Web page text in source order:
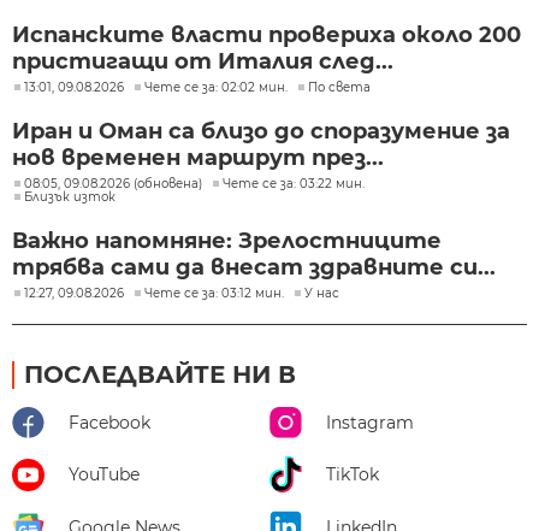
Испанските власти провериха около 200
пристигащи от Италия след...
13:01, 09.08.2026 Чете се за: 02:02 мин. По света
Иран и Оман са близо до споразумение за
нов временен маршрут през...
08:05, 09.08.2026 (обновена)
Чете се за: 03:22 мин.
Близък изток
Важно напомняне: Зрелостниците
трябва сами да внесат здравните си...
12:27, 09.08.2026 Чете се за: 03:12 мин. У нас
ПОСЛЕДВАЙТЕ НИ В
Facebook Instagram
YouTube TikTok